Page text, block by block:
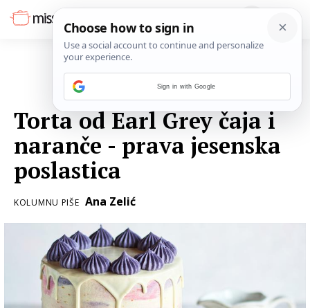
Torta od Earl Grey čaja i
naranče - prava jesenska
poslastica
KOLUMNU PIŠE Ana Zelić
Sign in with Google